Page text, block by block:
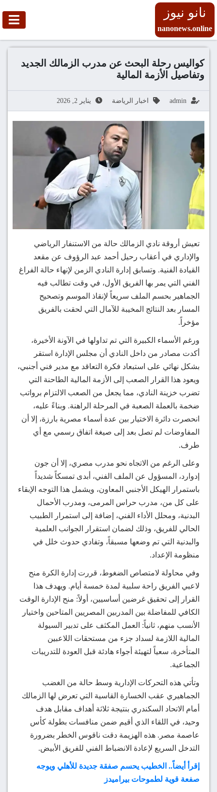
نانو نيوز
nanonews.online
كواليس رحلة البحث عن مدرب الزمالك الجديد
وتفاصيل الأزمة المالية
admin اخبار الرياضة يناير 2, 2026
تعيش أروقة نادي الزمالك حالة من الاستنفار الرياضي
والإداري في أعقاب رحيل أحمد عبد الرؤوف عن مقعد
القيادة الفنية. وتسابق إدارة النادي الزمن لإنهاء حالة الفراغ
الفني التي يمر بها الفريق الأول، في وقت تطالب فيه
الجماهير بحسم الملف سريعاً لإنقاذ الموسم وتصحيح
المسار بعد النتائج المخيبة للآمال التي لحقت بالفريق
مؤخراً.
ورغم الأسماء الكبيرة التي تم تداولها في الآونة الأخيرة،
أكدت مصادر من داخل النادي أن مجلس الإدارة استقر
بشكل نهائي على استبعاد فكرة التعاقد مع مدير فني أجنبي،
ويعود هذا القرار الصعب إلى الأزمة المالية الطاحنة التي
تضرب خزينة النادي، مما يجعل من الصعب الالتزام برواتب
ضخمة بالعملة الصعبة في المرحلة الراهنة. وبناءً عليه،
انحصرت دائرة الاختيار بين عدة أسماء مصرية بارزة، إلا أن
المفاوضات لم تصل بعد إلى صيغة اتفاق رسمي مع أي
طرف.
وعلى الرغم من الاتجاه نحو مدرب مصري، إلا أن جون
إدوارد، المسؤول عن الملف الفني، أبدى تمسكاً شديداً
باستمرار الهيكل الأجنبي المعاون، ويشمل هذا التوجه الإبقاء
على كل من، مدرب حراس المرمى، ومدرب الأحمال
البدنية، ومحلل الأداء الفني، إضافة إلى استمرار الطبيب
الحالي للفريق، وذلك لضمان استقرار الجوانب العلمية
والبدنية التي تم وضعها مسبقاً، وتفادي حدوث خلل في
منظومة الإعداد.
وفي محاولة لامتصاص الضغوط، قررت إدارة الكرة منح
لاعبي الفريق راحة سلبية لمدة خمسة أيام. ويهدف هذا
القرار إلى تحقيق غرضين أساسيين، أولاً: منح الإدارة الوقت
الكافي للمفاضلة بين المدربين المصريين المتاحين واختيار
الأنسب منهم، ثانياً: العمل المكثف على تدبير السيولة
المالية اللازمة لسداد جزء من مستحقات اللاعبين
المتأخرة، سعياً لتهيئة أجواء هادئة قبل العودة للتدريبات
الجماعية.
وتأتي هذه التحركات الإدارية وسط حالة من الغضب
الجماهيري عقب الخسارة القاسية التي تعرض لها الزمالك
أمام الاتحاد السكندري بنتيجة ثلاثة أهداف مقابل هدف
وحيد، في اللقاء الذي أقيم ضمن منافسات بطولة كأس
عاصمة مصر. هذه الهزيمة دقت ناقوس الخطر بضرورة
التدخل السريع لإعادة الانضباط الفني للفريق الأبيض.
إقرأ أيضاً.. الخطيب يحسم صفقة جديدة للأهلي ويوجه
صفعة قوية لطموحات بيراميدز